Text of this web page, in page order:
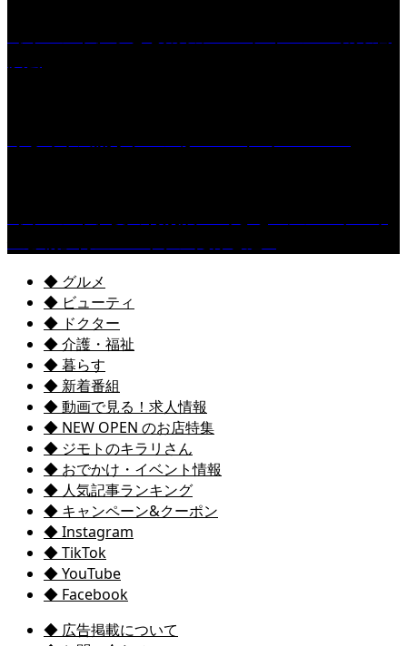
◆ グルメ
◆ ビューティ
◆ ドクター
◆ 介護・福祉
◆ 暮らす
◆ 新着番組
◆ 動画で見る！求人情報
◆ NEW OPEN のお店特集
◆ ジモトのキラリさん
◆ おでかけ・イベント情報
◆ 人気記事ランキング
◆ キャンペーン&クーポン
◆ Instagram
◆ TikTok
◆ YouTube
◆ Facebook
◆ 広告掲載について